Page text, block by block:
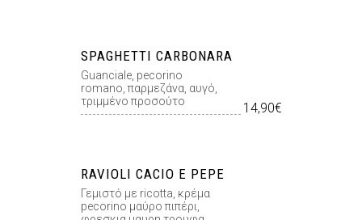
SPAGHETTI CARBONARA
Guanciale, pecorino
romano, παρμεζάνα, αυγό,
τριμμένο προσούτο
14,90€
RAVIOLI CACIO E PEPE
Γεμιστό με ricotta, κρέμα
pecorino μαύρο πιπέρι,